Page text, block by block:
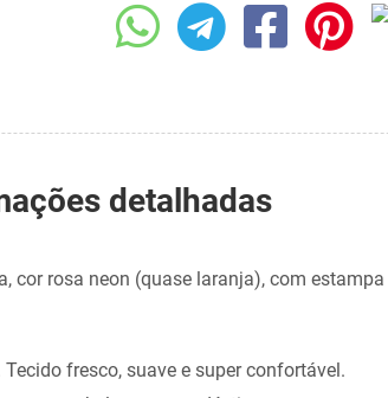
detalhadas
cor rosa neon (quase laranja), com
fresco, suave e super confortável.